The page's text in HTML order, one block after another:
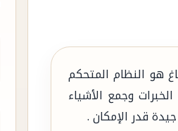
هو النظام المتحكم
وجمع الأشياء
قدر الإمكان .